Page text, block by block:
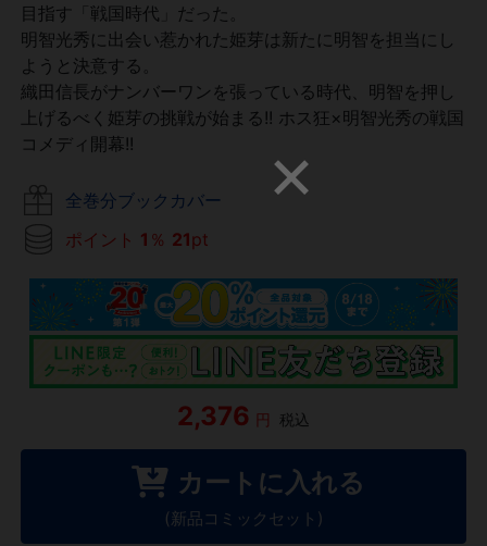
目指す「戦国時代」だった。
明智光秀に出会い惹かれた姫芽は新たに明智を担当にし
ようと決意する。
織田信長がナンバーワンを張っている時代、明智を押し
上げるべく姫芽の挑戦が始まる!! ホス狂×明智光秀の戦国
コメディ開幕!!
全巻分ブックカバー
ポイント 1 ％ 21pt
2,376 円 税込
カートに入れる
(新品コミックセット)